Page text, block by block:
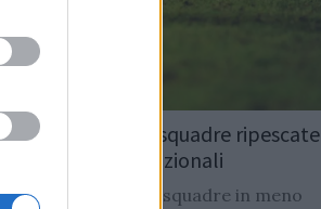
Rugby: Record di squadre ripescate
nei campionati nazionali
Si stimano oltre 20 squadre in meno